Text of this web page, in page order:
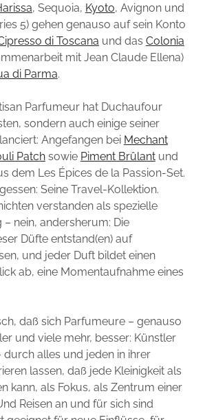
, Sequoia, Kyoto, Avignon und
5) gehen genauso auf sein Konto
di Toscana und das Colonia
mit Jean Claude Ellena)
di Parma.
Parfumeur hat Duchaufour
sondern auch einige seiner
Angefangen bei Mechant
Patchsowie Piment Brûlantund
dem Les Épices de la Passion-Set.
Seine Travel-Kollektion.
verstanden als spezielle
nein, andersherum: Die
Düfte entstand(en) auf
und jeder Duft bildet einen
ab, eine Momentaufnahme eines
daß sich Parfumeure – genauso
und viele mehr, besser: Künstler
durch alles und jeden in ihrer
lassen, daß jede Kleinigkeit als
kann, als Fokus, als Zentrum einer
Reisen an und für sich sind